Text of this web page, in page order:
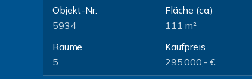
Objekt-Nr.
5934
Fläche (ca.)
111 m²
Räume
5
Kaufpreis
295.000,- €